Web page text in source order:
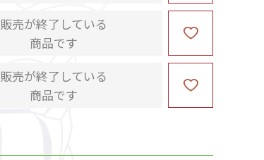
販売が終了している
商品です
販売が終了している
商品です